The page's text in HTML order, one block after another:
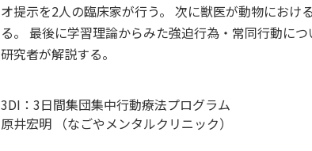
オ提示を2人の臨床家が行う。 次に獣医が動物におけ
る。 最後に学習理論からみた強迫行為・常同行動に
研究者が解説する。
3DI：3日間集団集中行動療法プログラム
原井宏明 （なごやメンタルクリニック）